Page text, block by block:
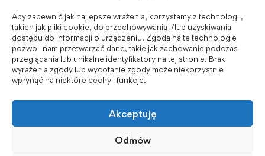
Aby zapewnić jak najlepsze wrażenia, korzystamy z technologii,
takich jak pliki cookie, do przechowywania i/lub uzyskiwania
dostępu do informacji o urządzeniu. Zgoda na te technologie
pozwoli nam przetwarzać dane, takie jak zachowanie podczas
przeglądania lub unikalne identyfikatory na tej stronie. Brak
wyrażenia zgody lub wycofanie zgody może niekorzystnie
wpłynąć na niektóre cechy i funkcje.
Akceptuję
Odmów
BIP - Biuletyn Informacji Publicznej PWSZ -
archiwum
Social Media